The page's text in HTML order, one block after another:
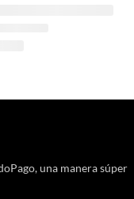
una manera súper